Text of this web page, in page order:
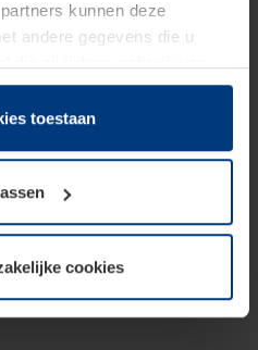
kunnen deze
andere gegevens die u
om cookies op uw
is. Voor alle andere
benodigd. Uw
bij de uitleg van de
toestaan
cookies